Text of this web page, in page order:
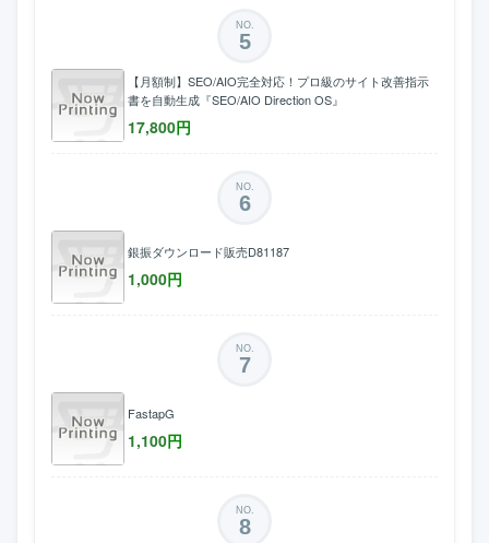
NO.
5
【月額制】SEO/AIO完全対応！プロ級のサイト改善指示
書を自動生成『SEO/AIO Direction OS』
17,800円
NO.
6
銀振ダウンロード販売D81187
1,000円
NO.
7
FastapG
1,100円
NO.
8